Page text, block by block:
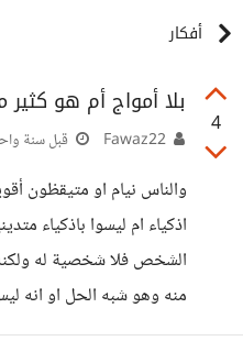
أفكار
4
بلا أمواج أم هو كثير
قبل سنة
والناس نيام او متيقظون
اذكياء ام ليسوا باذكياء
الشخص فلا شخصية له
منه وهو شبه الحل او انه